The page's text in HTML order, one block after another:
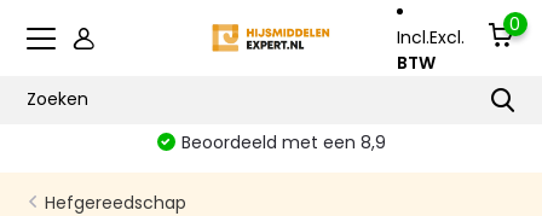
Incl.Excl.
BTW
0
Beoordeeld met een 8,9
Hefgereedschap